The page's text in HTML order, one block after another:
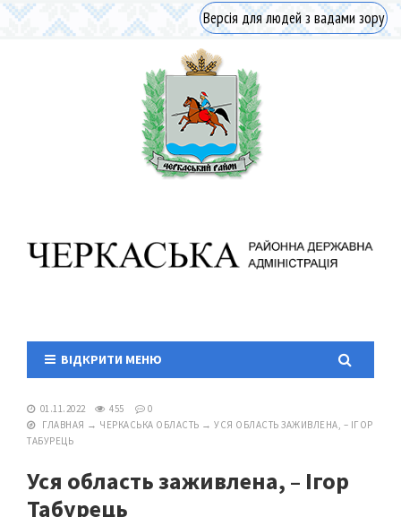
Версія для людей з вадами зору
ВІДКРИТИ МЕНЮ
01.11.2022 455
0
ГЛАВНАЯ → ЧЕРКАСЬКА ОБЛАСТЬ → УСЯ ОБЛАСТЬ ЗАЖИВЛЕНА, – ІГОР
ТАБУРЕЦЬ
Уся область заживлена, – Ігор
Табурець